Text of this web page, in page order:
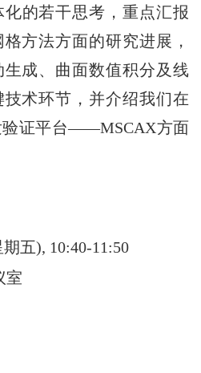
的若干思考，重点汇报
方法方面的研究进展，
成、曲面数值积分及线
术环节，并介绍我们在
验证平台——MSCAX方面
五), 10:40-11:50
室